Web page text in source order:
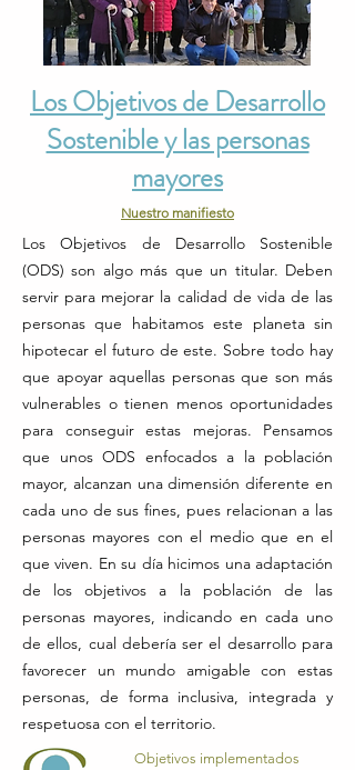
Los Objetivos de Desarrollo
Sostenible y las personas
mayores
Nuestro manifiesto
Los Objetivos de Desarrollo Sostenible
(ODS) son algo más que un titular. Deben
servir para mejorar la calidad de vida de las
personas que habitamos este planeta sin
hipotecar el futuro de este. Sobre todo hay
que apoyar aquellas personas que son más
vulnerables o tienen menos oportunidades
para conseguir estas mejoras. Pensamos
que unos ODS enfocados a la población
mayor, alcanzan una dimensión diferente en
cada uno de sus fines, pues relacionan a las
personas mayores con el medio que en el
que viven. En su día hicimos una adaptación
de los objetivos a la población de las
personas mayores, indicando en cada uno
de ellos, cual debería ser el desarrollo para
favorecer un mundo amigable con estas
personas, de forma inclusiva, integrada y
respetuosa con el territorio.
Objetivos implementados